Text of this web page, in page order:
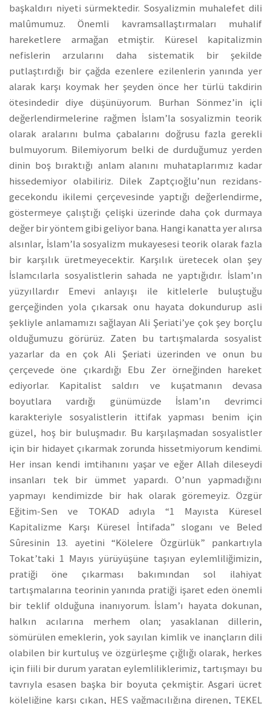
başkaldırı niyeti sürmektedir. Sosyalizmin muhalefet dili
malûmumuz. Önemli kavramsallaştırmaları muhalif
hareketlere armağan etmiştir. Küresel kapitalizmin
nefislerin arzularını daha sistematik bir şekilde
putlaştırdığı bir çağda ezenlere ezilenlerin yanında yer
alarak karşı koymak her şeyden önce her türlü takdirin
ötesindedir diye düşünüyorum. Burhan Sönmez’in içli
değerlendirmelerine rağmen İslam’la sosyalizmin teorik
olarak aralarını bulma çabalarını doğrusu fazla gerekli
bulmuyorum. Bilemiyorum belki de durduğumuz yerden
dinin boş bıraktığı anlam alanını muhataplarımız kadar
hissedemiyor olabiliriz. Dilek Zaptçıoğlu’nun rezidans-
gecekondu ikilemi çerçevesinde yaptığı değerlendirme,
göstermeye çalıştığı çelişki üzerinde daha çok durmaya
değer bir yöntem gibi geliyor bana. Hangi kanatta yer alırsa
alsınlar, İslam’la sosyalizm mukayesesi teorik olarak fazla
bir karşılık üretmeyecektir. Karşılık üretecek olan şey
İslamcılarla sosyalistlerin sahada ne yaptığıdır. İslam’ın
yüzyıllardır Emevi anlayışı ile kitlelerle buluştuğu
gerçeğinden yola çıkarsak onu hayata dokundurup asli
şekliyle anlamamızı sağlayan Ali Şeriati’ye çok şey borçlu
olduğumuzu görürüz. Zaten bu tartışmalarda sosyalist
yazarlar da en çok Ali Şeriati üzerinden ve onun bu
çerçevede öne çıkardığı Ebu Zer örneğinden hareket
ediyorlar. Kapitalist saldırı ve kuşatmanın devasa
boyutlara vardığı günümüzde İslam’ın devrimci
karakteriyle sosyalistlerin ittifak yapması benim için
güzel, hoş bir buluşmadır. Bu karşılaşmadan sosyalistler
için bir hidayet çıkarmak zorunda hissetmiyorum kendimi.
Her insan kendi imtihanını yaşar ve eğer Allah dileseydi
insanları tek bir ümmet yapardı. O’nun yapmadığını
yapmayı kendimizde bir hak olarak göremeyiz. Özgür
Eğitim-Sen ve TOKAD adıyla “1 Mayısta Küresel
Kapitalizme Karşı Küresel İntifada” sloganı ve Beled
Sûresinin 13. ayetini “Kölelere Özgürlük” pankartıyla
Tokat’taki 1 Mayıs yürüyüşüne taşıyan eylemliliğimizin,
pratiği öne çıkarması bakımından sol ilahiyat
tartışmalarına teorinin yanında pratiği işaret eden önemli
bir teklif olduğuna inanıyorum. İslam’ı hayata dokunan,
halkın acılarına merhem olan; yasaklanan dillerin,
sömürülen emeklerin, yok sayılan kimlik ve inançların dili
olabilen bir kurtuluş ve özgürleşme çığlığı olarak, herkes
için fiili bir durum yaratan eylemliliklerimiz, tartışmayı bu
tavrıyla esasen başka bir boyuta çekmiştir. Asgari ücret
köleliğine karşı çıkan, HES yağmacılığına direnen, TEKEL